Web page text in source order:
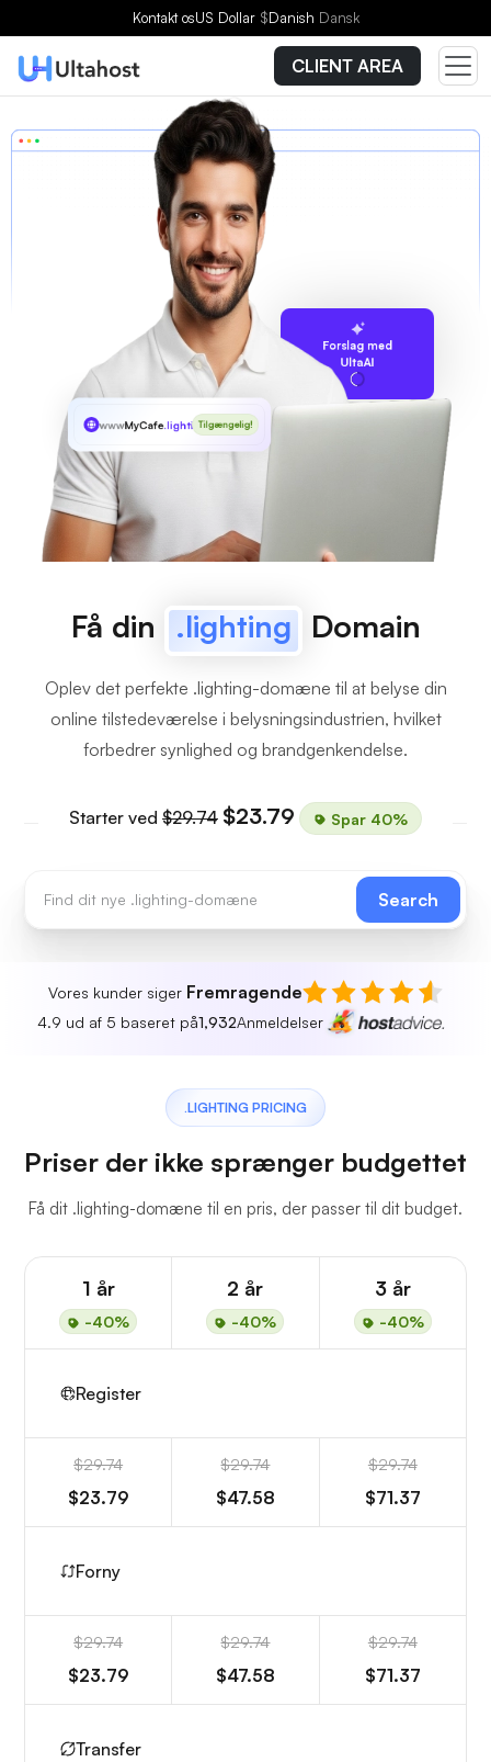
Kontakt osUS Dollar $Danish Dansk
CLIENT AREA
Forslag med
UltaAI
wwwMyCafe.lightingTilgængelig!
Få din .lighting Domain
Oplev det perfekte .lighting-domæne til at belyse din
online tilstedeværelse i belysningsindustrien, hvilket
forbedrer synlighed og brandgenkendelse.
Starter ved $29.74 $23.79 Spar 40%
Search
Vores kunder siger Fremragende
4.9 ud af 5 baseret på1,932Anmeldelser
.LIGHTING PRICING
Priser der ikke sprænger budgettet
Få dit .lighting-domæne til en pris, der passer til dit budget.
1 år
-40%
2 år
-40%
3 år
-40%
Register
$29.74
$23.79
$29.74
$47.58
$29.74
$71.37
Forny
$29.74
$23.79
$29.74
$47.58
$29.74
$71.37
Transfer